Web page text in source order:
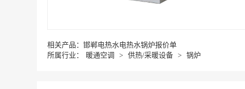
相关产品： 邯郸电热水电热水锅炉报价单
所属行业：
暖通空调 > 供热/采暖设备 > 锅炉